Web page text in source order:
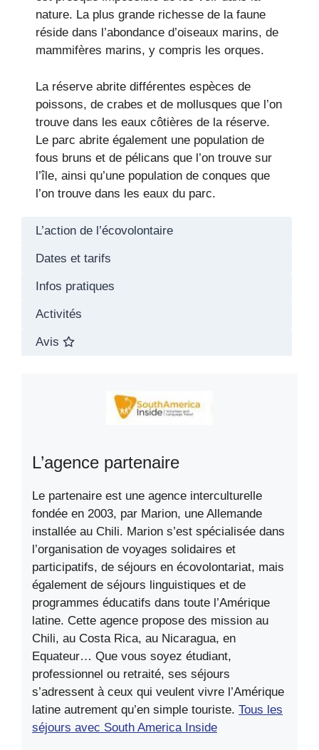
nature. La plus grande richesse de la faune
réside dans l’abondance d’oiseaux marins, de
mammifères marins, y compris les orques.
La réserve abrite différentes espèces de
poissons, de crabes et de mollusques que l’on
trouve dans les eaux côtières de la réserve.
Le parc abrite également une population de
fous bruns et de pélicans que l’on trouve sur
l’île, ainsi qu’une population de conques que
l’on trouve dans les eaux du parc.
L’action de l’écovolontaire
Dates et tarifs
Infos pratiques
Activités
Avis
L’agence partenaire
Le partenaire est une agence interculturelle
fondée en 2003, par Marion, une Allemande
installée au Chili. Marion s’est spécialisée dans
l’organisation de voyages solidaires et
participatifs, de séjours en écovolontariat, mais
également de séjours linguistiques et de
programmes éducatifs dans toute l’Amérique
latine. Cette agence propose des mission au
Chili, au Costa Rica, au Nicaragua, en
Equateur… Que vous soyez étudiant,
professionnel ou retraité, ses séjours
s’adressent à ceux qui veulent vivre l’Amérique
latine autrement qu’en simple touriste. Tous les
séjours avec South America Inside